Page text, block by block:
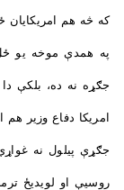
که څه هم امریکایان
په همدې موخه یو
جګړه نه ده، بلکې
امریکا دفاع وزیر
جګړې پیلول نه
روسیې او لویدیځ